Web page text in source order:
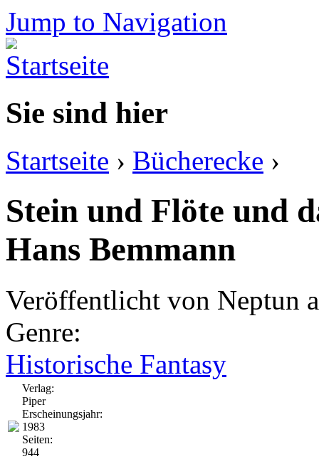
Jump to Navigation
Sie sind hier
Startseite › Bücherecke ›
Stein und Flöte und
Hans Bemmann
Veröffentlicht von Neptun
Genre:
Historische Fantasy
Verlag:
Piper
Erscheinungsjahr:
1983
Seiten:
944